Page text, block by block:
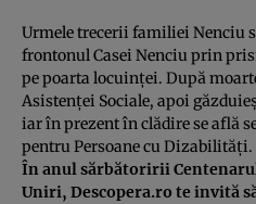
Urmele trecerii familiei Nenciu
frontonul Casei Nenciu prin
pe poarta locuinţei. După
Asistenţei Sociale, apoi
iar în prezent în clădire se află
pentru Persoane cu Dizabilităţi.
În anul sărbătoririi
Uniri, Descopera.ro te invită